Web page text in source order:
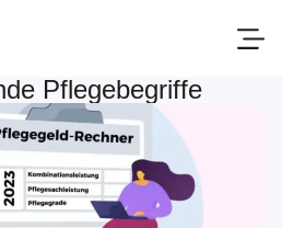
Pflegebegriffe